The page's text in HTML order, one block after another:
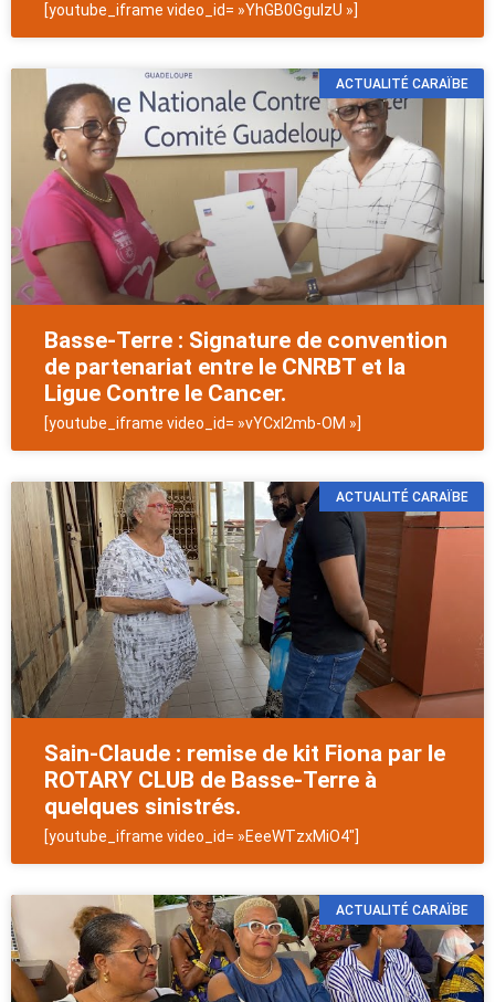
[youtube_iframe video_id= »YhGB0GgulzU »]
ACTUALITÉ CARAÏBE
Basse-Terre : Signature de convention
de partenariat entre le CNRBT et la
Ligue Contre le Cancer.
[youtube_iframe video_id= »vYCxl2mb-OM »]
ACTUALITÉ CARAÏBE
Sain-Claude : remise de kit Fiona par le
ROTARY CLUB de Basse-Terre à
quelques sinistrés.
[youtube_iframe video_id= »EeeWTzxMiO4″]
ACTUALITÉ CARAÏBE